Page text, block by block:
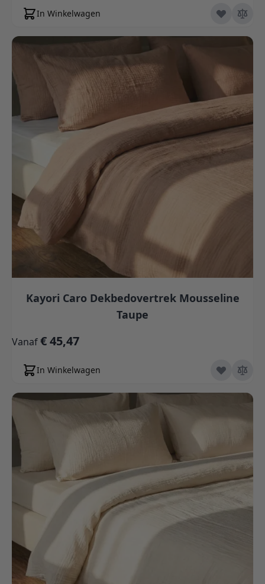
In Winkelwagen
Kayori Caro Dekbedovertrek Mousseline
Taupe
Vanaf€ 45,47
In Winkelwagen